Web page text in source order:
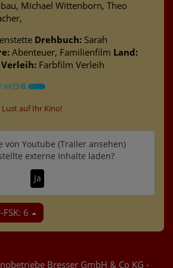
Michael Wittenborn, Theo
Drehbuch: Sarah
Abenteuer, Familienfilm Land:
Verleih: Farbfilm Verleih
Lust auf Ihr Kino!
von Youtube (Trailer ansehen)
externe Inhalte laden?
Ja
6
Bresser GmbH & Co KG -